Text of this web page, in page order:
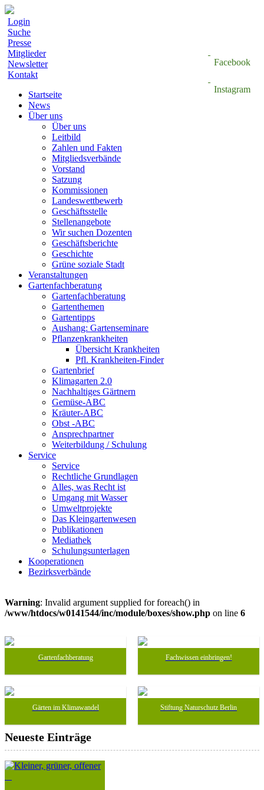
Login
Facebook
Instagram
Suche
Presse
Mitglieder
Newsletter
Kontakt
Startseite
News
Über uns
Über uns
Leitbild
Zahlen und Fakten
Mitgliedsverbände
Vorstand
Satzung
Kommissionen
Landeswettbewerb
Geschäftsstelle
Stellenangebote
Wir suchen Dozenten
Geschäftsberichte
Geschichte
Grüne soziale Stadt
Veranstaltungen
Gartenfachberatung
Gartenfachberatung
Gartenthemen
Gartentipps
Aushang: Gartenseminare
Pflanzenkrankheiten
Übersicht Krankheiten
Pfl. Krankheiten-Finder
Gartenbrief
Klimagarten 2.0
Nachhaltiges Gärtnern
Gemüse-ABC
Kräuter-ABC
Obst -ABC
Ansprechpartner
Weiterbildung / Schulung
Service
Service
Rechtliche Grundlagen
Alles, was Recht ist
Umgang mit Wasser
Umweltprojekte
Das Kleingartenwesen
Publikationen
Mediathek
Schulungsunterlagen
Kooperationen
Bezirksverbände
Warning: Invalid argument supplied for foreach() in
/www/htdocs/w0141544/inc/module/boxes/show.php on line 6
Gartenfachberatung Fachwissen einbringen!
Gärten im Klimawandel Stiftung Naturschutz Berlin
Neueste Einträge